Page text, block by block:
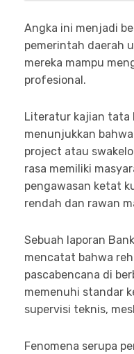
Angka ini menjadi
pemerintah daerah
mereka mampu
profesional.
Literatur kajian tata
menunjukkan
project atau
rasa memiliki
pengawasan ketat
rendah dan rawan
Sebuah laporan
mencatat bahwa
pascabencana di
memenuhi standar
supervisi teknis,
Fenomena serupa